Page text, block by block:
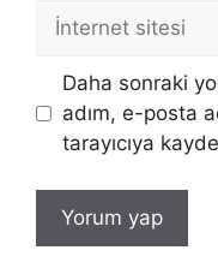
İnternet
Daha sonraki
adım, e-posta
tarayıcıya